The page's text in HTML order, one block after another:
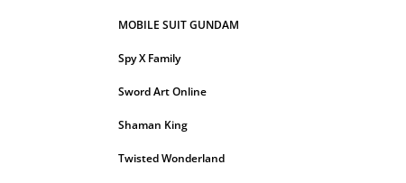
MOBILE SUIT GUNDAM
Spy X Family
Sword Art Online
Shaman King
Twisted Wonderland